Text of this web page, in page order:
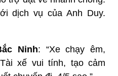
dịch vụ của Anh Duy.
Ninh: “Xe chạy êm,
xế vui tính, tạo cảm